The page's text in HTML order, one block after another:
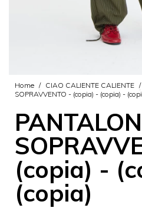
Home / CIAO CALIENTE CALIENTE /
SOPRAVVENTO - (copia) - (copia) -
PANTALON
(copia) -
(copia)